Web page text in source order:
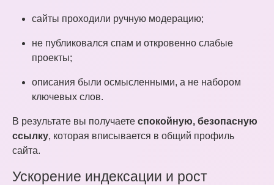
сайты проходили ручную модерацию;
не публиковался спам и откровенно слабые
проекты;
описания были осмысленными, а не набором
ключевых слов.
В результате вы получаете спокойную, безопасную
ссылку, которая вписывается в общий профиль
сайта.
Ускорение индексации и рост